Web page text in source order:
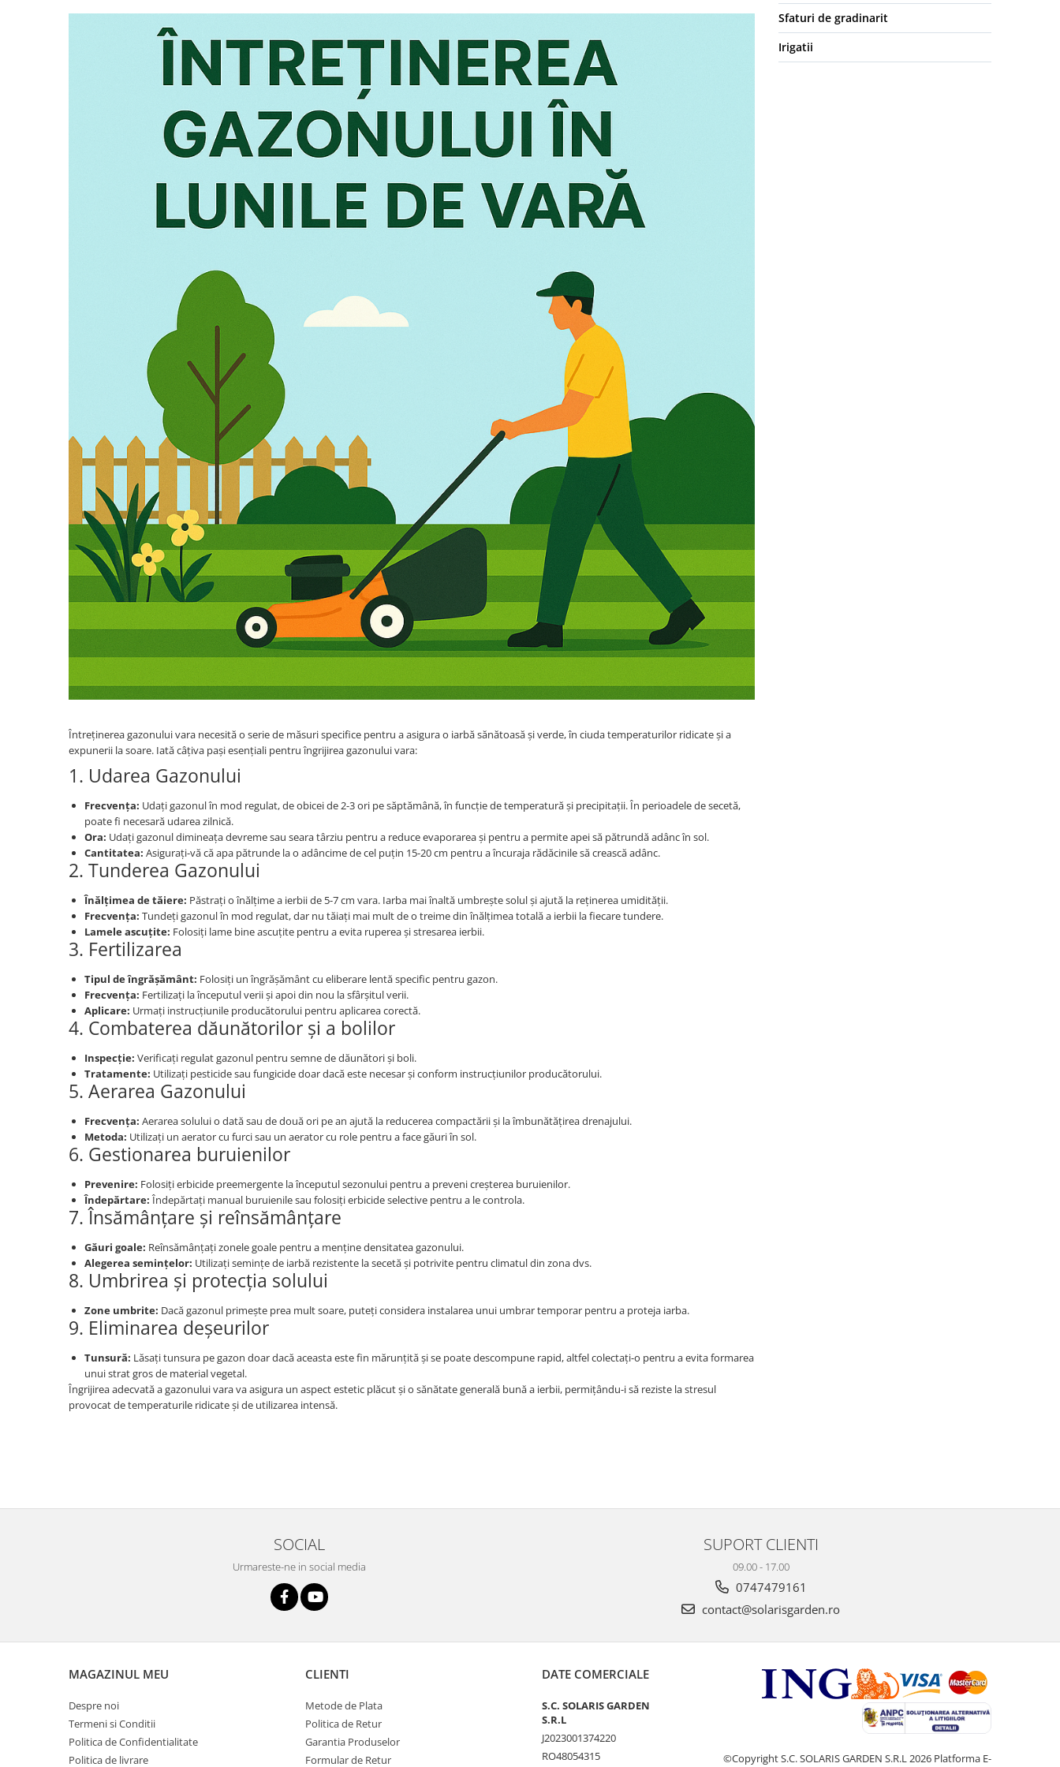
Întreținerea gazonului vara necesită o serie de măsuri specifice pentru a asigura o iarbă sănătoasă și verde, în ciuda temperaturilor ridicate și a
expunerii la soare. Iată câțiva pași esențiali pentru îngrijirea gazonului vara:
1. Udarea Gazonului
Frecvența: Udați gazonul în mod regulat, de obicei de 2-3 ori pe săptămână, în funcție de temperatură și precipitații. În perioadele de secetă,
poate fi necesară udarea zilnică.
Ora: Udați gazonul dimineața devreme sau seara târziu pentru a reduce evaporarea și pentru a permite apei să pătrundă adânc în sol.
Cantitatea: Asigurați-vă că apa pătrunde la o adâncime de cel puțin 15-20 cm pentru a încuraja rădăcinile să crească adânc.
2. Tunderea Gazonului
Înălțimea de tăiere: Păstrați o înălțime a ierbii de 5-7 cm vara. Iarba mai înaltă umbrește solul și ajută la reținerea umidității.
Frecvența: Tundeți gazonul în mod regulat, dar nu tăiați mai mult de o treime din înălțimea totală a ierbii la fiecare tundere.
Lamele ascuțite: Folosiți lame bine ascuțite pentru a evita ruperea și stresarea ierbii.
3. Fertilizarea
Tipul de îngrășământ: Folosiți un îngrășământ cu eliberare lentă specific pentru gazon.
Frecvența: Fertilizați la începutul verii și apoi din nou la sfârșitul verii.
Aplicare: Urmați instrucțiunile producătorului pentru aplicarea corectă.
4. Combaterea dăunătorilor și a bolilor
Inspecție: Verificați regulat gazonul pentru semne de dăunători și boli.
Tratamente: Utilizați pesticide sau fungicide doar dacă este necesar și conform instrucțiunilor producătorului.
5. Aerarea Gazonului
Frecvența: Aerarea solului o dată sau de două ori pe an ajută la reducerea compactării și la îmbunătățirea drenajului.
Metoda: Utilizați un aerator cu furci sau un aerator cu role pentru a face găuri în sol.
6. Gestionarea buruienilor
Prevenire: Folosiți erbicide preemergente la începutul sezonului pentru a preveni creșterea buruienilor.
Îndepărtare: Îndepărtați manual buruienile sau folosiți erbicide selective pentru a le controla.
7. Însămânțare și reînsămânțare
Găuri goale: Reînsămânțați zonele goale pentru a menține densitatea gazonului.
Alegerea semințelor: Utilizați semințe de iarbă rezistente la secetă și potrivite pentru climatul din zona dvs.
8. Umbrirea și protecția solului
Zone umbrite: Dacă gazonul primește prea mult soare, puteți considera instalarea unui umbrar temporar pentru a proteja iarba.
9. Eliminarea deșeurilor
Tunsură: Lăsați tunsura pe gazon doar dacă aceasta este fin mărunțită și se poate descompune rapid, altfel colectați-o pentru a evita formarea
unui strat gros de material vegetal.
Îngrijirea adecvată a gazonului vara va asigura un aspect estetic plăcut și o sănătate generală bună a ierbii, permițându-i să reziste la stresul
provocat de temperaturile ridicate și de utilizarea intensă.
Sfaturi de gradinarit
Irigatii
SOCIAL
Urmareste-ne in social media
SUPORT CLIENTI
09.00 - 17.00
0747479161
contact@solarisgarden.ro
MAGAZINUL MEU
Despre noi
Termeni si Conditii
Politica de Confidentialitate
Politica de livrare
CLIENTI
Metode de Plata
Politica de Retur
Garantia Produselor
Formular de Retur
DATE COMERCIALE
S.C. SOLARIS GARDEN
S.R.L
J2023001374220
RO48054315
©Copyright S.C. SOLARIS GARDEN S.R.L 2026 Platforma E-